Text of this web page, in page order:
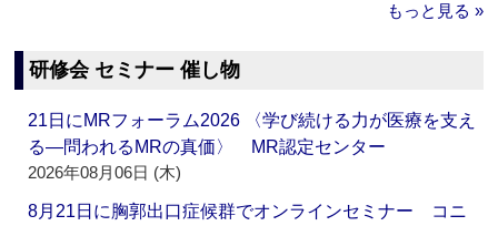
もっと見る »
研修会 セミナー 催し物
21日にMRフォーラム2026 〈学び続ける力が医療を支え
る―問われるMRの真価〉 MR認定センター
2026年08月06日 (木)
8月21日に胸郭出口症候群でオンラインセミナー コニ